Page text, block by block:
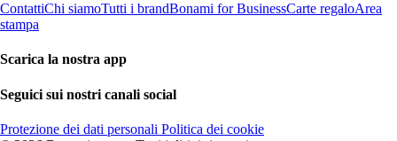
ContattiChi siamoTutti i brandBonami for BusinessCarte regaloArea
stampa
Scarica la nostra app
Seguici sui nostri canali social
Protezione dei dati personali Politica dei cookie